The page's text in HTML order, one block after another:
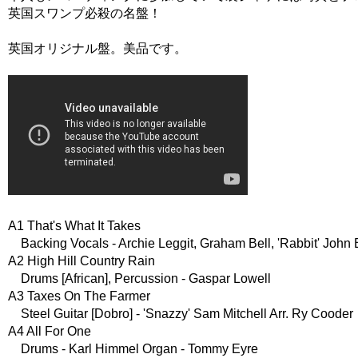
英国スワンプ必殺の名盤！
英国オリジナル盤。美品です。
A1 That's What It Takes
Backing Vocals - Archie Leggit, Graham Bell, 'Rabbit' John
A2 High Hill Country Rain
Drums [African], Percussion - Gaspar Lowell
A3 Taxes On The Farmer
Steel Guitar [Dobro] - 'Snazzy' Sam Mitchell Arr. Ry Cooder
A4 All For One
Drums - Karl Himmel Organ - Tommy Eyre